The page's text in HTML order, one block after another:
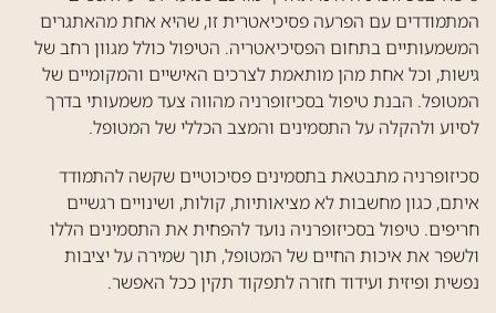
ספורט
רפלקסולוגיה
תנועה
עיסויים
יוגה
המתמודדים עם הפרעה פסיכיאטרית זו, שהיא אחת מהאתגרים
המשמעותיים בתחום הפסיכיאטריה. הטיפול כולל מגוון רחב של
גישות, וכל אחת מהן מותאמת לצרכים האישיים והמקומיים של
המטופל. הבנת טיפול בסכיזופרניה מהווה צעד משמעותי בדרך
לסיוע ולהקלה על התסמינים והמצב הכללי של המטופל.
סכיזופרניה מתבטאת בתסמינים פסיכוטיים שקשה להתמודד
איתם, כגון מחשבות לא מציאותיות, קולות, ושינויים רגשיים
חריפים. טיפול בסכיזופרניה נועד להפחית את התסמינים הללו
ולשפר את איכות החיים של המטופל, תוך שמירה על יציבות
נפשית ופיזית ועידוד חזרה לתפקוד תקין ככל האפשר.